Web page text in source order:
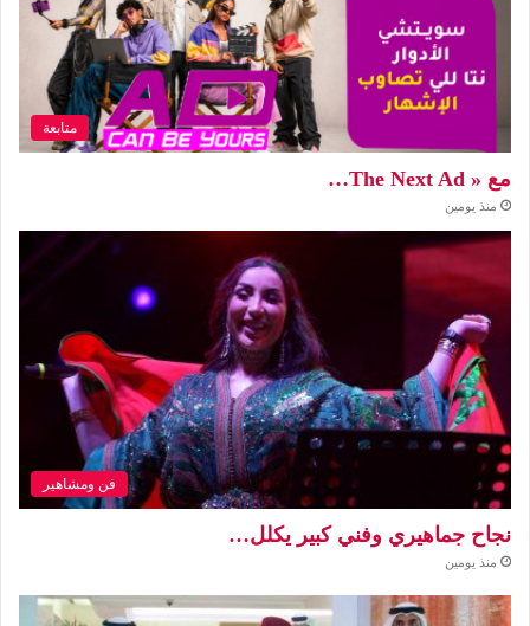
متابعة
مع « The Next Ad…
منذ يومين
فن ومشاهير
نجاح جماهيري وفني كبير يكلل…
منذ يومين